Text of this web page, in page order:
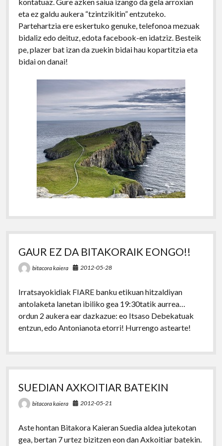
eta ez galdu aukera “tzintzikitin” entzuteko.
Partehartzia ere eskertuko genuke, telefonoa mezuak
bidaliz edo deituz, edota facebook-en idatziz. Besteik
pe, plazer bat izan da zuekin bidai hau kopartitzia eta
bidai on danai!
GAUR EZ DA BITAKORAIK EONGO!!
bitacora kaiera 2012-05-28
Irratsayokidiak FIARE banku etikuan hitzaldiyan
antolaketa lanetan ibiliko gea 19:30tatik aurrea…
ordun 2 aukera ear dazkazue: eo Itsaso Debekatuak
entzun, edo Antonianota etorri! Hurrengo astearte!
SUEDIAN AXKOITIAR BATEKIN
bitacora kaiera 2012-05-21
Aste hontan Bitakora Kaieran Suedia aldea jutekotan
gea, bertan 7 urtez bizitzen eon dan Axkoitiar batekin.